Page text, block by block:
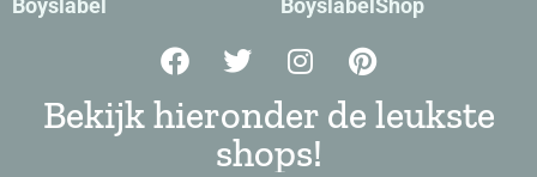
Boyslabel
BoyslabelShop
Bekijk hieronder de leukste
shops!